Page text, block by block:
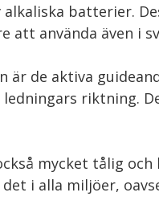
batterier.
att använda även i
är de aktiva
ledningars riktning.
mycket tålig
i alla miljöer,